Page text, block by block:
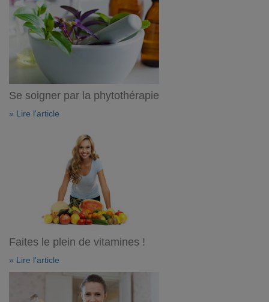
Se soigner par la phytothérapie
» Lire l'article
Faites le plein de vitamines !
» Lire l'article